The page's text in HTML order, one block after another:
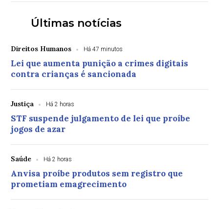
Últimas notícias
Direitos Humanos Há 47 minutos
Lei que aumenta punição a crimes digitais
contra crianças é sancionada
Justiça Há 2 horas
STF suspende julgamento de lei que proíbe
jogos de azar
Saúde Há 2 horas
Anvisa proíbe produtos sem registro que
prometiam emagrecimento